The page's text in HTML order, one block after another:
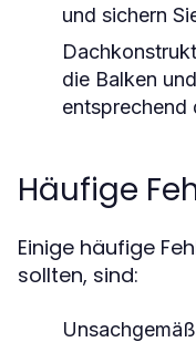
und sichern
die Balken
entsprechend
Häufige
Einige häufige
sollten, sind: